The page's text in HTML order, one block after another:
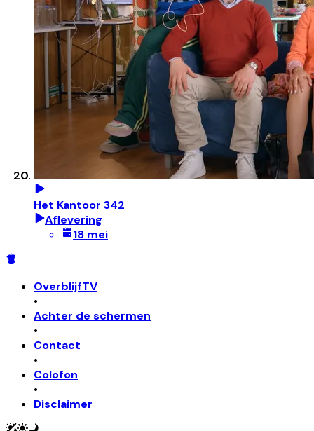
Het Kantoor 342
Aflevering
18 mei
OverblijfTV
•
Achter de schermen
•
Contact
•
Colofon
•
Disclaimer